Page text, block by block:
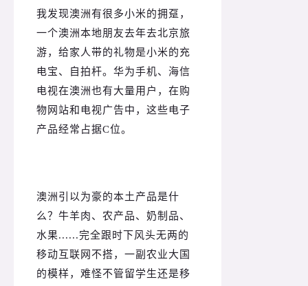
我发现澳洲有很多小米的拥趸，
一个澳洲本地朋友去年去北京旅
游，给家人带的礼物是小米的充
电宝、自拍杆。 华为手机、海信
电视在澳洲也有大量用户，在购
物网站和电视广告中，这些电子
产品经常占据C位。
澳洲引以为豪的本土产品是什
么？ 牛羊肉、农产品、奶制品、
水果......完全跟时下风头无两的
移动互联网不搭，一副农业大国
的模样，难怪不管留学生还是移